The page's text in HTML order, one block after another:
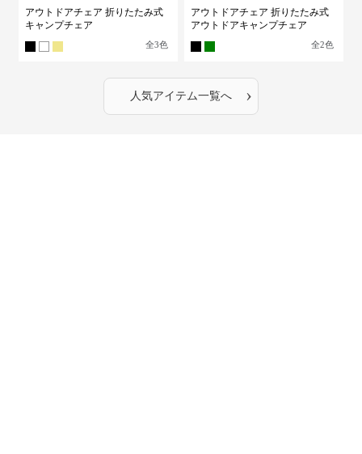
アウトドアチェア 折りたたみ式
キャンプチェア
全3色
アウトドアチェア 折りたたみ式
アウトドアキャンプチェア
全2色
人気アイテム一覧へ ›